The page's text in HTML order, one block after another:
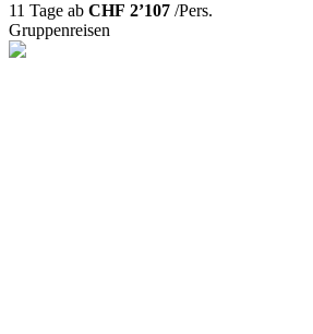
11 Tage ab CHF 2’107 /Pers.
Gruppenreisen